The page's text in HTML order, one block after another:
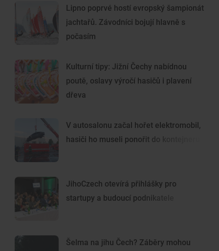
Lipno poprvé hostí evropský šampionát
jachtařů. Závodníci bojují hlavně s
počasím
Kulturní tipy: Jižní Čechy nabídnou
poutě, oslavy výročí hasičů i plavení
dřeva
V autosalonu začal hořet elektromobil,
hasiči ho museli ponořit do kontejneru
JihoCzech otevírá přihlášky pro
startupy a budoucí podnikatele
Šelma na jihu Čech? Záběry mohou